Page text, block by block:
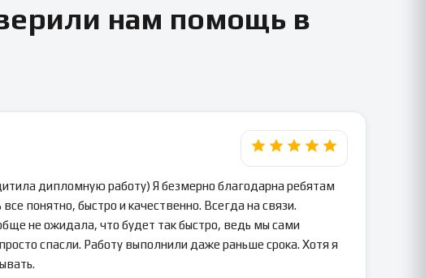
нам помощь в
дипломную работу) Я безмерно благодарна ребятам
понятно, быстро и качественно. Всегда на связи.
не ожидала, что будет так быстро, ведь мы сами
спасли. Работу выполнили даже раньше срока. Хотя я